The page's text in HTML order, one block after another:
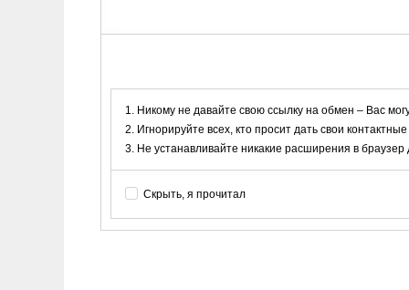
Никому не давайте свою ссылку на обмен – Вас
Игнорируйте всех, кто просит дать свои
Не устанавливайте никакие расширения в
Скрыть, я прочитал